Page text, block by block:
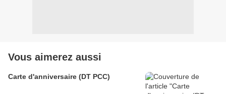
Vous aimerez aussi
Carte d'anniversaire (DT PCC)